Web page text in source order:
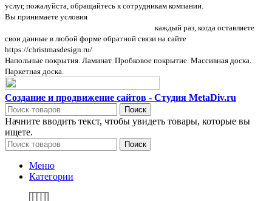
услуг, пожалуйста, обращайтесь к сотрудникам компании.
Вы принимаете условия
каждый раз, когда оставляете
свои данные в любой форме обратной связи на сайте
https://christmasdesign.ru/
Напольные покрытия. Ламинат. Пробковое покрытие. Массивная доска.
Паркетная доска.
Создание и продвижение сайтов - Студия MetaDiv.ru
Поиск
Начните вводить текст, чтобы увидеть товары, которые вы
ищете.
Поиск
Меню
Категории